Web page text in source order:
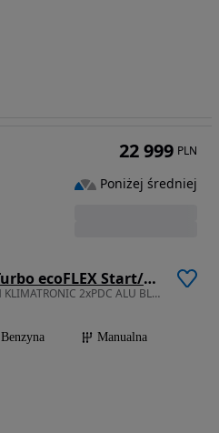
Opel Zafira Tourer 1.4 Turbo ecoFLEX Start/Stop Business Innovation
1364 cm3 • 140 KM • 1.4T 140KM KLIMATRONIC 2xPDC ALU BLIS Opłaty Gwarancja Serwis ASO
Benzyna
Manualna
22 999 PLN
Poniżej średniej